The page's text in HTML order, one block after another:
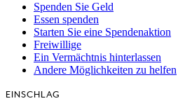
Spenden Sie Geld
Essen spenden
Starten Sie eine Spendenaktion
Freiwillige
Ein Vermächtnis hinterlassen
Andere Möglichkeiten zu helfen
EINSCHLAG